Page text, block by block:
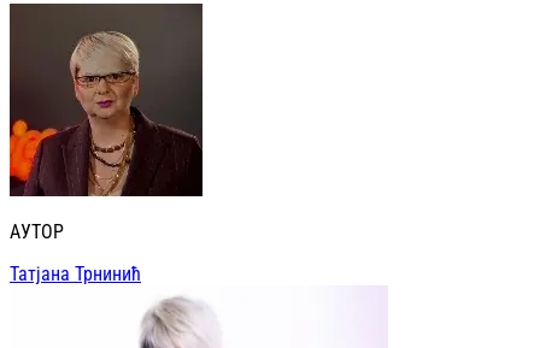
АУТОР
Татјана Трнинић